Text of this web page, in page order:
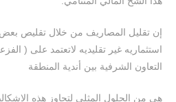
إن تقليل المصاريف من خلال تقليص بعض
استثماريه غير تقليديه لاتعتمد على (
التعاون الشرفية بين أندية المنطقة
هي من الحلول المثلى لتجاوز هذه